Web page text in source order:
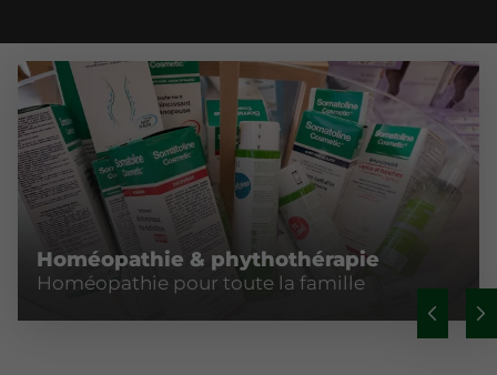
Homéopathie & phythothérapie
Homéopathie pour toute la famille